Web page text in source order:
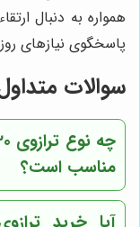
همواره به دنبال
پاسخگوی نیازهای روز
سوالات متداول
مناسب است؟